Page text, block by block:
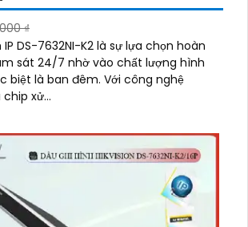
₫
DS-7632NI-K2 là sự lựa chọn hoàn
sát 24/7 nhờ vào chất lượng hình
ban đêm. Với công nghệ
xử...